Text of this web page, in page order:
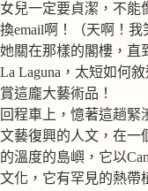
女兒一定要貞潔，不能
換email啊！（天啊！
她關在那樣的閣樓，直
La Laguna，太短如何
賞這龐大藝術品！
回程車上，憶著這趟緊
文藝復興的人文，在一
的溫度的島嶼，它以
文化，它有罕見的熱帶